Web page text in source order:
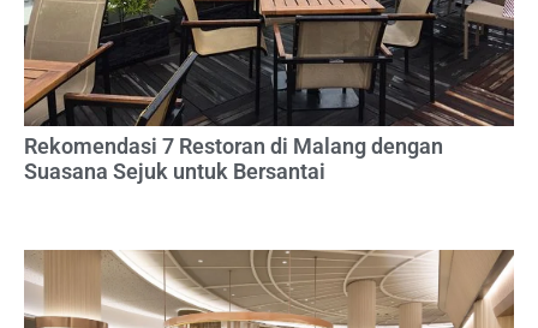
Rekomendasi 7 Restoran di Malang dengan
Suasana Sejuk untuk Bersantai